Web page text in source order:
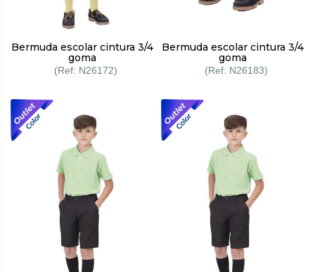
Bermuda escolar cintura 3/4
goma
N26172
Bermuda escolar cintura 3/4
goma
N26183